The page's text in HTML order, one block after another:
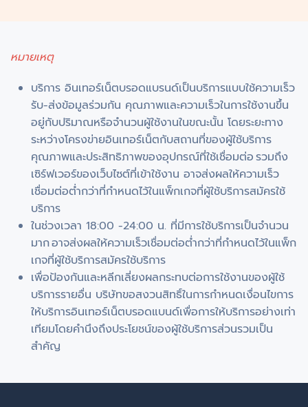
หมายเหตุ
บริการ อินเทอร์เน็ตบรอดแบรนด์เป็นบริการแบบใช้ความเร็ว
รับ-ส่งข้อมูลร่วมกัน คุณภาพและความเร็วในการใช้งานขึ้น
อยู่กับปริมาณหรือจำนวนผู้ใช้งานในขณะนั้น โดยระยะทาง
ระหว่างโครงข่ายอินเทอร์เน็ตกับสถานที่ของผู้ใช้บริการ
คุณภาพและประสิทธิภาพของอุปกรณ์ที่ใช้เชื่อมต่อ รวมถึง
เซิร์ฟเวอร์ของเว็บไซต์ที่เข้าใช้งาน อาจส่งผลให้ความเร็ว
เชื่อมต่อต่ำกว่าที่กำหนดไว้ในแพ็กเกจที่ผู้ใช้บริการสมัครใช้
บริการ
ในช่วงเวลา 18:00 -24:00 น. ที่มีการใช้บริการเป็นจำนวน
มาก อาจส่งผลให้ความเร็วเชื่อมต่อต่ำกว่าที่กำหนดไว้ในแพ็ก
เกจที่ผู้ใช้บริการสมัครใช้บริการ
เพื่อป้องกันและหลีกเลี่ยงผลกระทบต่อการใช้งานของผู้ใช้
บริการรายอื่น บริษัทขอสงวนสิทธิ์ในการกำหนดเงื่อนไขการ
ให้บริการอินเทอร์เน็ตบรอดแบนด์เพื่อการให้บริการอย่างเท่า
เทียมโดยคำนึงถึงประโยชน์ของผู้ใช้บริการส่วนรวมเป็น
สำคัญ